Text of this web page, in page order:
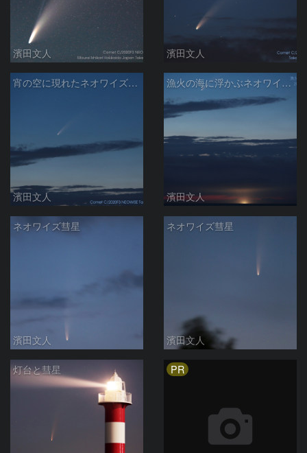
濱田文人 濱田文人
宵の空に現れたネオワイズ彗星
濱田文人
漁火の海に浮かぶネオワイズ彗星
濱田文人
ネオワイズ彗星
濱田文人
ネオワイズ彗星
濱田文人
灯台と彗星 PR